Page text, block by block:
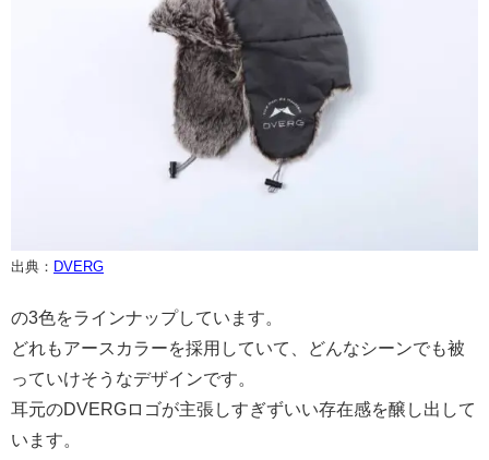
出典： DVERG
の3色をラインナップしています。
どれもアースカラーを採用していて、どんなシーンでも被
っていけそうなデザインです。
耳元のDVERGロゴが主張しすぎずいい存在感を醸し出して
います。